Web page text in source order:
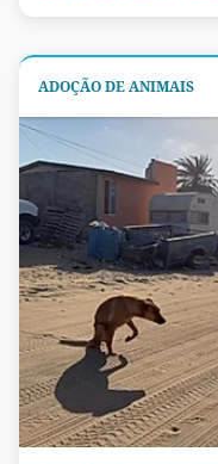
ADOÇÃO DE ANIMAIS